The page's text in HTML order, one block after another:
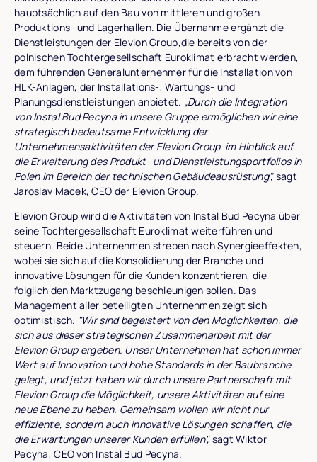
hauptsächlich auf den Bau von mittleren und großen
Produktions- und Lagerhallen. Die Übernahme ergänzt die
Dienstleistungen der Elevion Group,die bereits von der
polnischen Tochtergesellschaft Euroklimat erbracht werden,
dem führenden Generalunternehmer für die Installation von
HLK-Anlagen, der Installations-, Wartungs- und
Planungsdienstleistungen anbietet. „Durch die Integration
von Instal Bud Pecyna in unsere Gruppe ermöglichen wir eine
strategisch bedeutsame Entwicklung der
Unternehmensaktivitäten der Elevion Group im Hinblick auf
die Erweiterung des Produkt- und Dienstleistungsportfolios in
Polen im Bereich der technischen Gebäudeausrüstung",sagt
Jaroslav Macek, CEO der Elevion Group.
Elevion Group wird die Aktivitäten von Instal Bud Pecyna über
seine Tochtergesellschaft Euroklimat weiterführen und
steuern. Beide Unternehmen streben nach Synergieeffekten,
wobei sie sich auf die Konsolidierung der Branche und
innovative Lösungen für die Kunden konzentrieren, die
folglich den Marktzugang beschleunigen sollen. Das
Management aller beteiligten Unternehmen zeigt sich
optimistisch. "Wir sind begeistert von den Möglichkeiten, die
sich aus dieser strategischen Zusammenarbeit mit der
Elevion Group ergeben. Unser Unternehmen hat schon immer
Wert auf Innovation und hohe Standards in der Baubranche
gelegt, und jetzt haben wir durch unsere Partnerschaft mit
Elevion Group die Möglichkeit, unsere Aktivitäten auf eine
neue Ebene zu heben. Gemeinsam wollen wir nicht nur
effiziente, sondern auch innovative Lösungen schaffen, die
die Erwartungen unserer Kunden erfüllen",sagt Wiktor
Pecyna, CEO von Instal Bud Pecyna.